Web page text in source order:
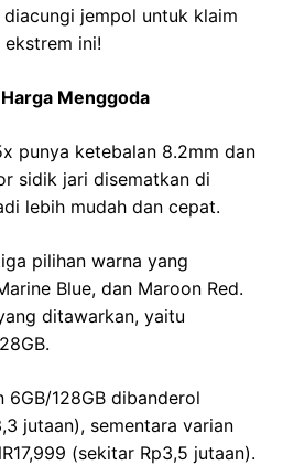
jempol untuk klaim
ini!
Menggoda
punya ketebalan 8.2mm dan
sidik jari disematkan di
lebih mudah dan cepat.
pilihan warna yang
Blue, dan Maroon Red.
ditawarkan, yaitu
6GB/128GB dibanderol
jutaan), sementara varian
(sekitar Rp3,5 jutaan).